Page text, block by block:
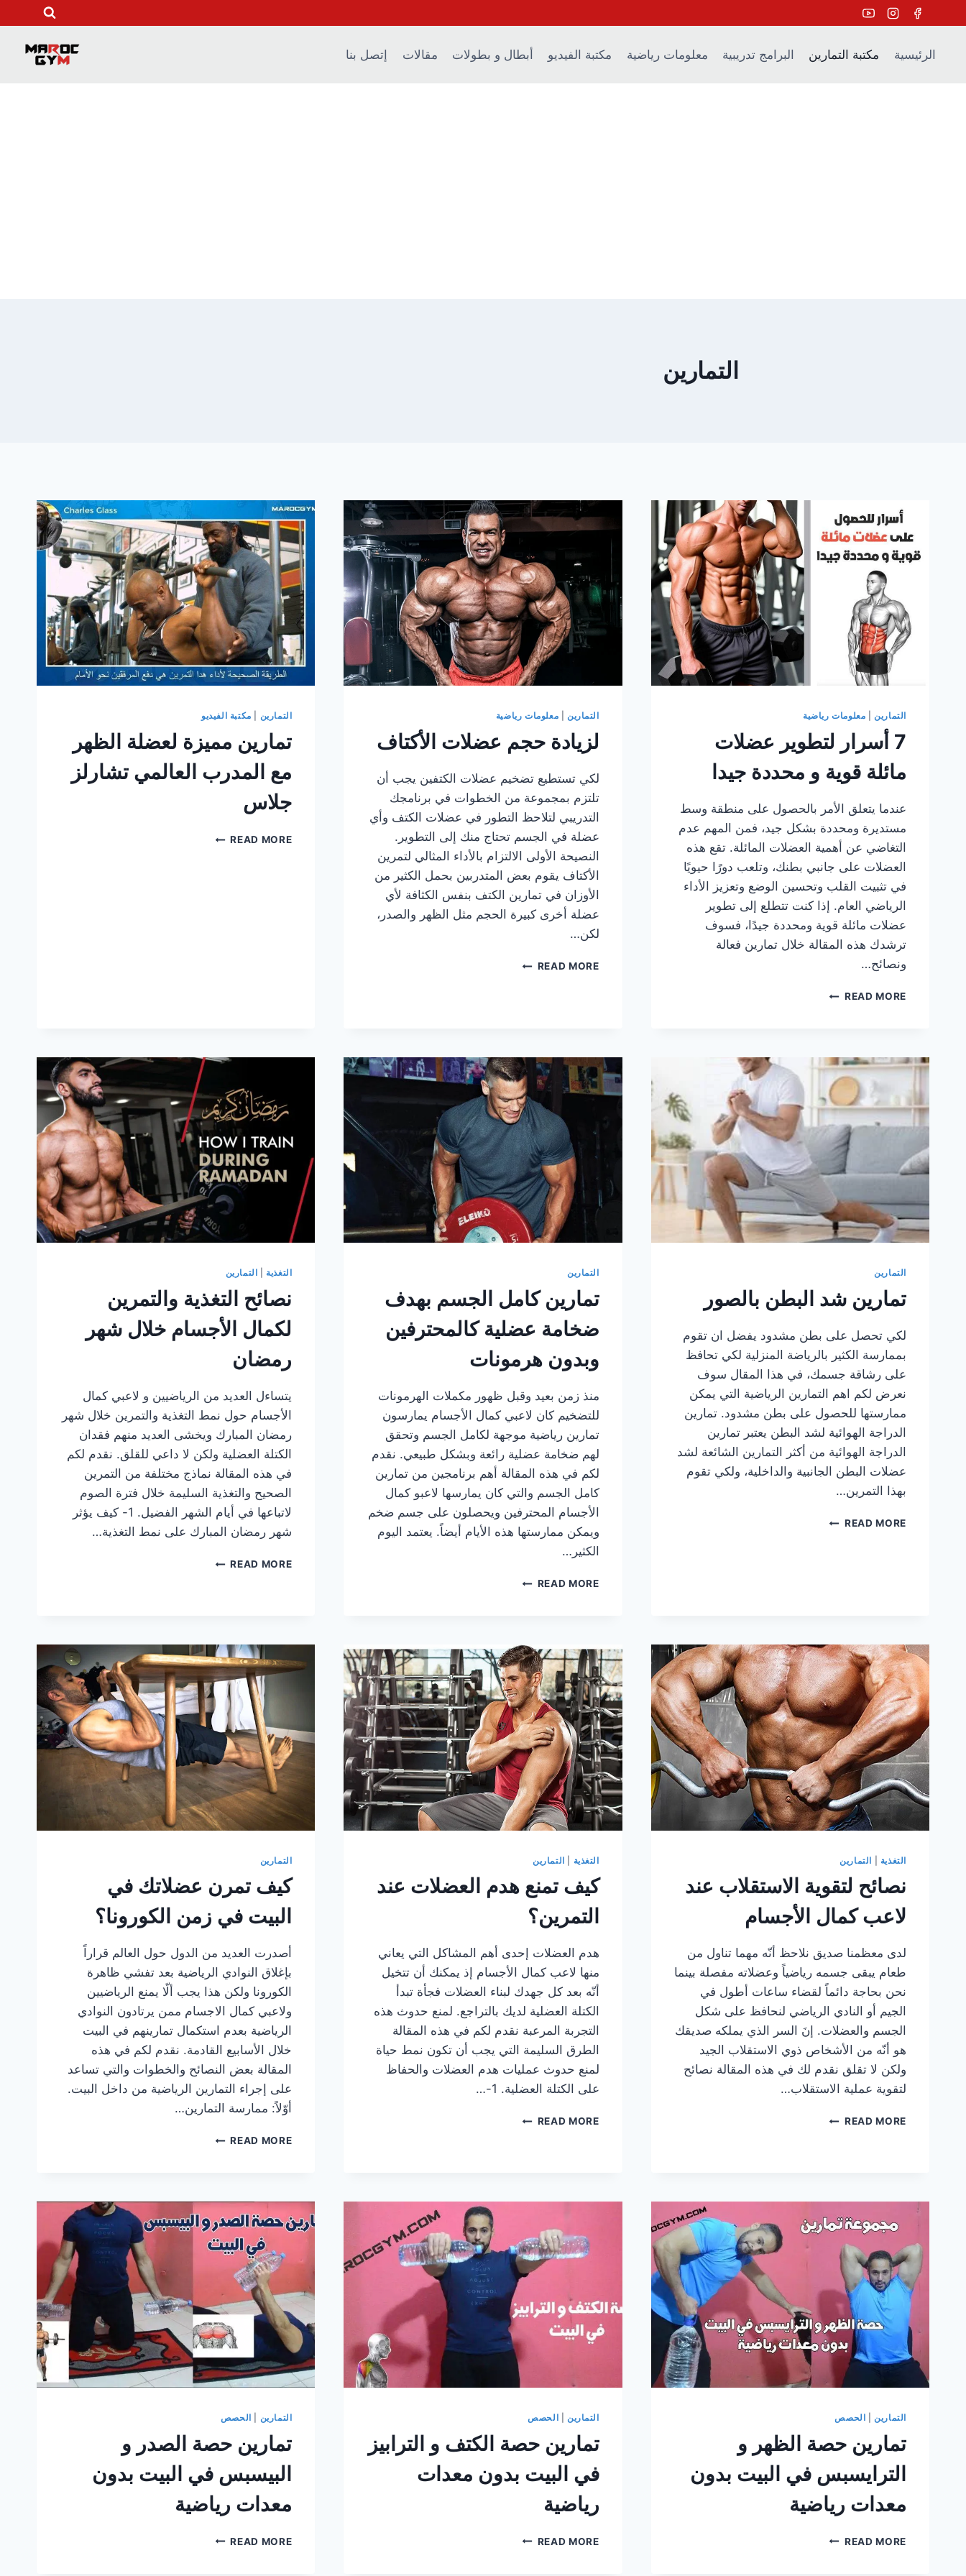
to
contentالرئيسية مكتبة التمارين البرامج تدريبية معلومات رياضية مكتبة الفيديو أبطال و بطولات مقالات إتصل بنا
التمارين
التمارين| معلومات رياضية
7 أسرار لتطوير عضلات
مائلة قوية و محددة جيدا
عندما يتعلق الأمر بالحصول على منطقة وسط
مستديرة ومحددة بشكل جيد، فمن المهم عدم
التغاضي عن أهمية العضلات المائلة. تقع هذه
العضلات على جانبي بطنك، وتلعب دورًا حيويًا
في تثبيت القلب وتحسين الوضع وتعزيز الأداء
الرياضي العام. إذا كنت تتطلع إلى تطوير
عضلات مائلة قوية ومحددة جيدًا، فسوف
ترشدك هذه المقالة خلال تمارين فعالة
ونصائح…
READ MORE
7
قوية
و
محددة
جيدا
التمارين معلومات رياضية
لزيادة حجم عضلات الأكتاف
لكي تستطيع تضخيم عضلات الكتفين يجب أن
تلتزم بمجموعة من الخطوات في برنامجك
التدريبي لتلاحظ التطور في عضلات الكتف وأي
عضلة في الجسم تحتاج منك إلى التطوير.
النصيحة الأولى الالتزام بالأداء المثالي لتمرين
الأكتاف يقوم بعض المتدربين بحمل الكثير من
الأوزان في تمارين الكتف بنفس الكثافة لأي
عضلة أخرى كبيرة الحجم مثل الظهر والصدر،
لكن…
READ MOREلزيادة
التمارين مكتبة الفيديو
تمارين مميزة لعضلة الظهر
مع المدرب العالمي تشارلز
جلاس
READ MOREتمارين
التمارين
تمارين شد البطن بالصور
لكي تحصل على بطن مشدود يفضل ان تقوم
بممارسة الكثير بالرياضة المنزلية لكي تحافظ
على رشاقة جسمك، في هذا المقال سوف
نعرض لكم اهم التمارين الرياضية التي يمكن
ممارستها للحصول على بطن مشدود. تمارين
الدراجة الهوائية لشد البطن يعتبر تمارين
الدراجة الهوائية من أكثر التمارين الشائعة لشد
عضلات البطن الجانبية والداخلية، ولكي تقوم
بهذا التمرين…
READ MOREتمارين
التمارين
تمارين كامل الجسم بهدف
ضخامة عضلية كالمحترفين
وبدون هرمونات
منذ زمن بعيد وقبل ظهور مكملات الهرمونات
للتضخيم كان لاعبي كمال الأجسام يمارسون
تمارين رياضية موجهة لكامل الجسم وتحقق
لهم ضخامة عضلية رائعة وبشكل طبيعي. نقدم
لكم في هذه المقالة أهم برنامجين من تمارين
كامل الجسم والتي كان يمارسها لاعبو كمال
الأجسام المحترفين ويحصلون على جسم ضخم
ويمكن ممارستها هذه الأيام أيضاً. يعتمد اليوم
الكثير…
READ MOREتمارين
عضلية
كالمحترفين
وبدون
هرمونات
التغذية التمارين
نصائح التغذية والتمرين
لكمال الأجسام خلال شهر
رمضان
يتساءل العديد من الرياضيين و لاعبي كمال
الأجسام حول نمط التغذية والتمرين خلال شهر
رمضان المبارك ويخشى العديد منهم فقدان
الكتلة العضلية ولكن لا داعي للقلق. نقدم لكم
في هذه المقالة نماذج مختلفة من التمرين
الصحيح والتغذية السليمة خلال فترة الصوم
لاتباعها في أيام الشهر الفضيل. 1- كيف يؤثر
شهر رمضان المبارك على نمط التغذية…
READ MOREنصائح
شهر
رمضان
التغذية التمارين
نصائح لتقوية الاستقلاب عند
لاعب كمال الأجسام
لدى معظمنا صديق نلاحظ أنّه مهما تناول من
طعام يبقى جسمه رياضياً وعضلاته مفصلة بينما
نحن بحاجة دائماً لقضاء ساعات أطول في
الجيم أو النادي الرياضي لنحافظ على شكل
الجسم والعضلات. إنَ السر الذي يملكه صديقك
هو أنّه من الأشخاص ذوي الاستقلاب الجيد
ولكن لا تقلق نقدم لك في هذه المقالة نصائح
لتقوية عملية الاستقلاب…
READ MOREنصائح
التغذية التمارين
كيف تمنع هدم العضلات عند
التمرين؟
هدم العضلات إحدى أهم المشاكل التي يعاني
منها لاعب كمال الأجسام إذ يمكنك أن تتخيل
أنّه بعد كل جهدك لبناء العضلات فجأة تبدأ
الكتلة العضلية لديك بالتراجع. لمنع حدوث هذه
التجربة المرعبة نقدم لكم في هذه المقالة
الطرق السليمة التي يجب أن تكون نمط حياة
لمنع حدوث عمليات هدم العضلات والحفاظ
على الكتلة العضلية. 1-…
READ MOREكيف
التمارين
كيف تمرن عضلاتك في
البيت في زمن الكورونا؟
أصدرت العديد من الدول حول العالم قراراً
بإغلاق النوادي الرياضية بعد تفشي ظاهرة
الكورونا ولكن هذا يجب ألّا يمنع الرياضيين
ولاعبي كمال الاجسام ممن يرتادون النوادي
الرياضية بعدم استكمال تمارينهم في البيت
خلال الأسابيع القادمة. نقدم لكم في هذه
المقالة بعض النصائح والخطوات والتي تساعد
على إجراء التمارين الرياضية من داخل البيت.
أوّلاً: ممارسة التمارين…
READ MOREكيف
زمن
الكورونا؟
التمارين الحصص
تمارين حصة الظهر و
الترايسبس في البيت بدون
معدات رياضية
READ MOREتمارين
التمارين الحصص
تمارين حصة الكتف و الترابيز
في البيت بدون معدات
رياضية
READ MOREتمارين
التمارين الحصص
تمارين حصة الصدر و
البيسبس في البيت بدون
معدات رياضية
READ MOREتمارين